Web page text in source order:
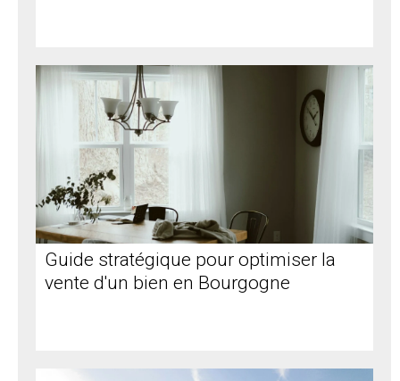
Guide stratégique pour optimiser la
vente d'un bien en Bourgogne